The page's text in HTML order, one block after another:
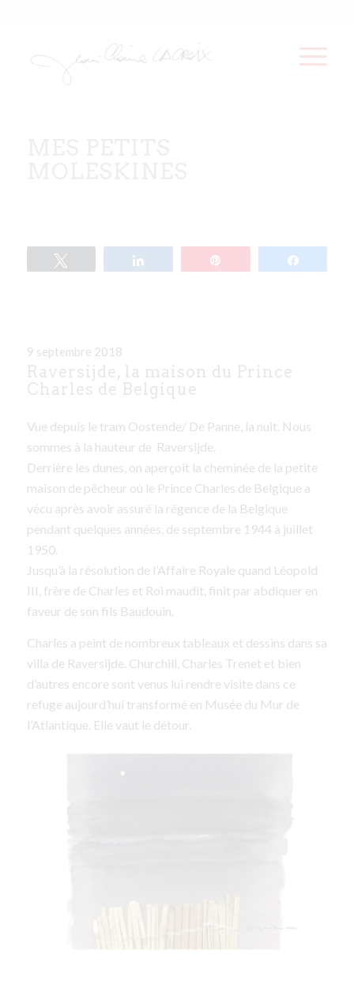
9 septembre 2018
Vue depuis le tram Oostende/ De Panne, la nuit. Nous
sommes à la hauteur de Raversijde.
Derrière les dunes, on aperçoit la cheminée de la petite
maison de pêcheur où le Prince Charles de Belgique a
vécu après avoir assuré la régence de la Belgique
pendant quelques années, de septembre 1944 à juillet
1950.
Jusqu’à la résolution de l’Affaire Royale quand Léopold
III, frère de Charles et Roi maudit, finit par abdiquer en
faveur de son fils Baudouin.
Charles a peint de nombreux tableaux et dessins dans sa
villa de Raversijde. Churchill, Charles Trenet et bien
d’autres encore sont venus lui rendre visite dans ce
refuge aujourd’hui transformé en Musée du Mur de
l’Atlantique. Elle vaut le détour.